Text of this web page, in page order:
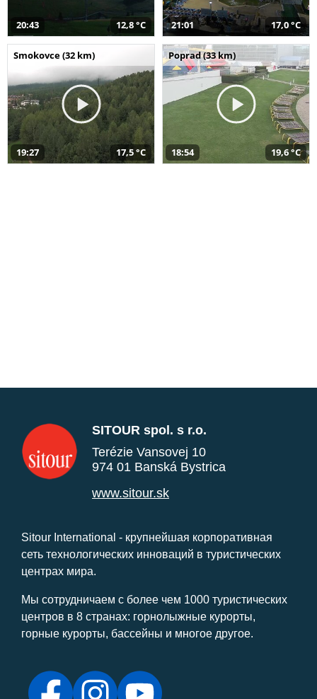
20:43 12,8 °C 21:01 17,0 °C
Smokovce (32 km)
19:27 17,5 °C
Poprad (33 km)
18:54 19,6 °C
SITOUR spol. s r.o.
Terézie Vansovej 10
974 01 Banská Bystrica
www.sitour.sk
Sitour International - крупнейшая корпоративная
сеть технологических инноваций в туристических
центрах мира.
Мы сотрудничаем с более чем 1000 туристических
центров в 8 странах: горнолыжные курорты,
горные курорты, бассейны и многое другое.